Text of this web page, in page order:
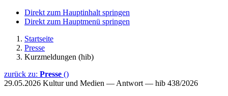
Direkt zum Hauptinhalt springen
Direkt zum Hauptmenü springen
Startseite
Presse
Kurzmeldungen (hib)
zurück zu: Presse ()
29.05.2026 Kultur und Medien — Antwort — hib 438/2026